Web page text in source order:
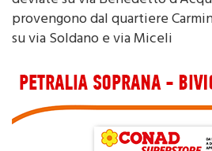
provengono dal quartiere
su via Soldano e via Miceli